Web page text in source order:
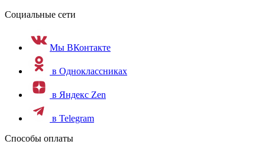
Социальные сети
Мы ВКонтакте
в Одноклассниках
в Яндекс Zen
в Telegram
Способы оплаты